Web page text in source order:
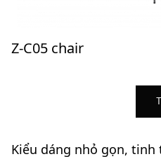
Z-C05 chair
Kiểu dáng nhỏ gọn, tinh